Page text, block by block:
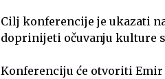
Cilj konferencije je ukazati
doprinijeti očuvanju kulture
Konferenciju će otvoriti